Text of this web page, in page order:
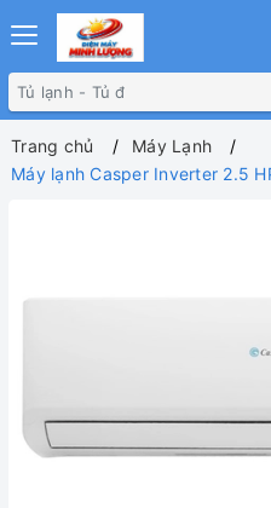
Trang chủ
Máy Lạnh
Máy lạnh Casper Inverter 2.5